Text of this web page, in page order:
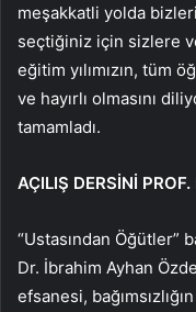
meşakkatli yolda
seçtiğiniz için sizlere
eğitim yılımızın, tüm
ve hayırlı olmasını
tamamladı.
AÇILIŞ DERSİNİ
“Ustasından Öğütler”
Dr. İbrahim Ayhan
efsanesi,